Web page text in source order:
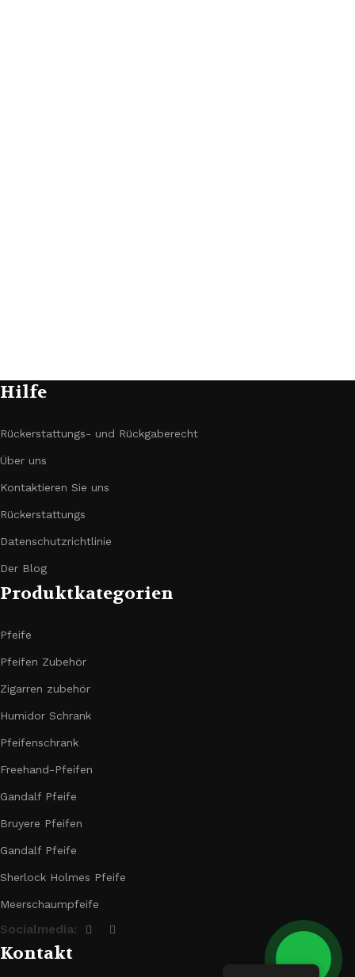
Hilfe
Rückerstattungs- und Rückgaberecht
Über uns
Kontaktieren Sie uns
Rückerstattungs
Datenschutzrichtlinie
Der Blog
Produktkategorien
Pfeife
Pfeifen Zubehör
Zigarren zubehör
Humidor Schrank
Pfeifenschrank
Freehand-Pfeifen
Gandalf Pfeife
Bruyere Pfeifen
Gandalf Pfeife
Sherlock Holmes Pfeife
Meerschaumpfeife
Socialmedia:
Kontakt